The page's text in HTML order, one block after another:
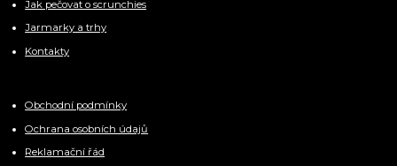
Jak pečovat o scrunchies
Jarmarky a trhy
Kontakty
Obchodní podmínky
Ochrana osobních údajů
Reklamační řád